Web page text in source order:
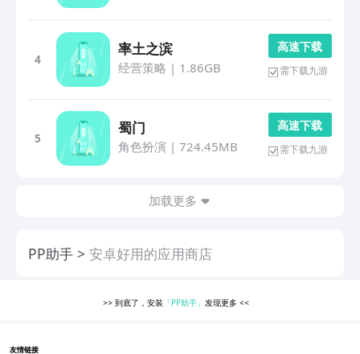
4
率土之滨
经营策略 | 1.86GB
高 速 下 载
需下载九游
5
蜀门
角色扮演 | 724.45MB
高 速 下 载
需下载九游
加载更多
PP助手 安卓好用的应用商店
>> 到底了，安装 「PP助手」 发现更多<<
友情链接